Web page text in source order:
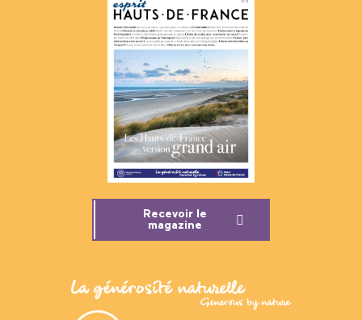
Recevoir le
magazine